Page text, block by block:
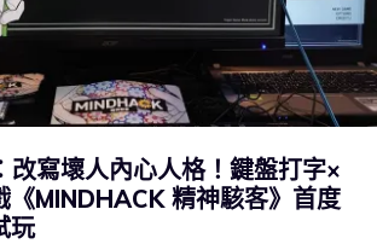
改寫壞人內心人格！鍵盤打字×
《MINDHACK 精神駭客》首度
玩